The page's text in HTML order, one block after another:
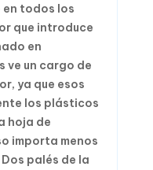
en todos los
que introduce
en
ve un cargo de
ya que esos
los plásticos
hoja de
importa menos
palés de la